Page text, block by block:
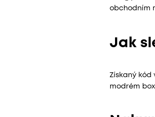
obchodním
Jak
Získaný
modrém